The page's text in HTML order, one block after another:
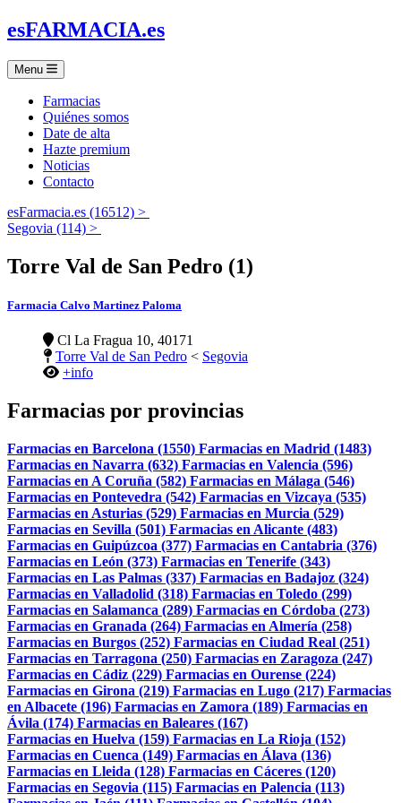
esFARMACIA.es
Menu
Farmacias
Quiénes somos
Date de alta
Hazte premium
Noticias
Contacto
esFarmacia.es (16512) >
Segovia (114) >
Torre Val de San Pedro (1)
Farmacia Calvo Martinez Paloma
Cl La Fragua 10, 40171
Torre Val de San Pedro < Segovia
+info
Farmacias por provincias
Farmacias en Barcelona (1550) Farmacias en Madrid (1483)
Farmacias en Navarra (632) Farmacias en Valencia (596)
Farmacias en A Coruña (582) Farmacias en Málaga (546)
Farmacias en Pontevedra (542) Farmacias en Vizcaya (535)
Farmacias en Asturias (529) Farmacias en Murcia (529)
Farmacias en Sevilla (501) Farmacias en Alicante (483)
Farmacias en Guipúzcoa (377) Farmacias en Cantabria (376)
Farmacias en León (373) Farmacias en Tenerife (343)
Farmacias en Las Palmas (337) Farmacias en Badajoz (324)
Farmacias en Valladolid (318) Farmacias en Toledo (299)
Farmacias en Salamanca (289) Farmacias en Córdoba (273)
Farmacias en Granada (264) Farmacias en Almería (258)
Farmacias en Burgos (252) Farmacias en Ciudad Real (251)
Farmacias en Tarragona (250) Farmacias en Zaragoza (247)
Farmacias en Cádiz (229) Farmacias en Ourense (224)
Farmacias en Girona (219) Farmacias en Lugo (217) Farmacias
en Albacete (196) Farmacias en Zamora (189) Farmacias en
Ávila (174) Farmacias en Baleares (167)
Farmacias en Huelva (159) Farmacias en La Rioja (152)
Farmacias en Cuenca (149) Farmacias en Álava (136)
Farmacias en Lleida (128) Farmacias en Cáceres (120)
Farmacias en Segovia (115) Farmacias en Palencia (113)